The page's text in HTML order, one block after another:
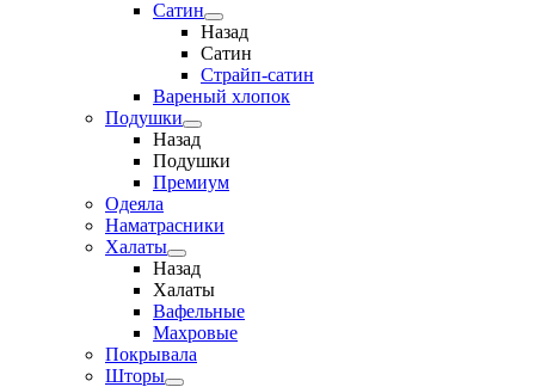
Сатин
Назад
Сатин
Страйп-сатин
Вареный хлопок
Подушки
Назад
Подушки
Премиум
Одеяла
Наматрасники
Халаты
Назад
Халаты
Вафельные
Махровые
Покрывала
Шторы